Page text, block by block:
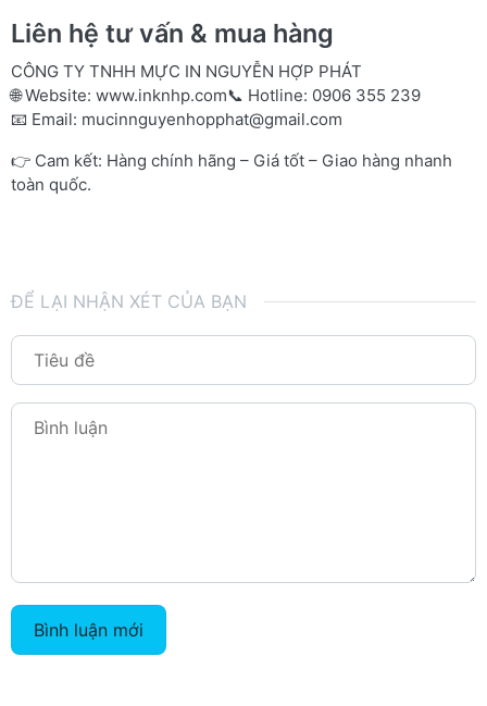
Liên hệ tư vấn & mua hàng
CÔNG TY TNHH MỰC IN NGUYỄN HỢP PHÁT
🌐 Website: www.inknhp.com📞 Hotline: 0906 355 239
📧 Email: mucinnguyenhopphat@gmail.com
👉 Cam kết: Hàng chính hãng – Giá tốt – Giao hàng nhanh
toàn quốc.
ĐỂ LẠI NHẬN XÉT CỦA BẠN
Bình luận mới